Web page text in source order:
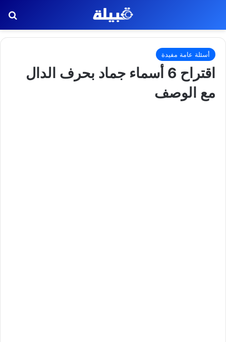
أسئلة عامة مفيدة
اقتراح 6 أسماء جماد بحرف الدال
مع الوصف